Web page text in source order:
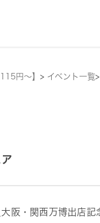
円～】 > イベント一覧>
大阪・関西万博出店記